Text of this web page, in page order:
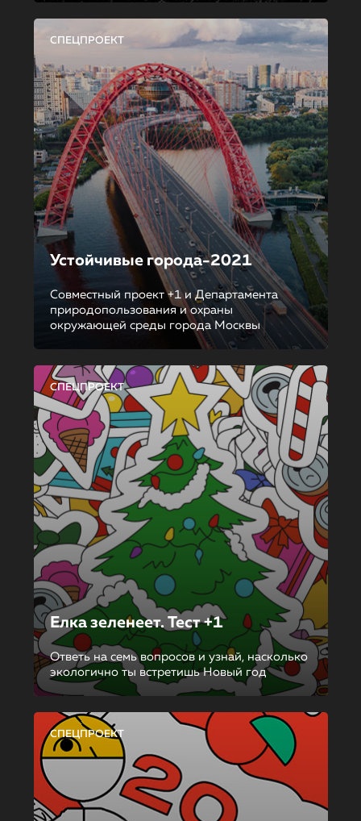
СПЕЦПРОЕКТ
Устойчивые города-2021
Совместный проект +1 и Департамента
природопользования и охраны
окружающей среды города Москвы
СПЕЦПРОЕКТ
Елка зеленеет. Тест +1
Ответь на семь вопросов и узнай, насколько
экологично ты встретишь Новый год
СПЕЦПРОЕКТ